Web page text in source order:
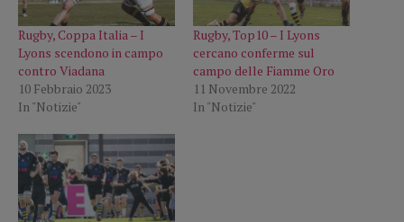
Rugby, Coppa Italia – I
Lyons scendono in campo
contro Viadana
10 Febbraio 2023
In "Notizie"
Rugby, Top10 – I Lyons
cercano conferme sul
campo delle Fiamme Oro
11 Novembre 2022
In "Notizie"